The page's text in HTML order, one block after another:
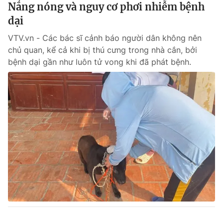
® Cấm sao chép dưới mọi hình thức nếu không có sự chấp
thuận bằng văn bản. Ghi rõ nguồn VTV.vn khi phát hành lại
thông tin từ website này.
Nắng nóng và nguy cơ phơi nhiễm bệnh
dại
VTV.vn - Các bác sĩ cảnh báo người dân không nên
chủ quan, kể cả khi bị thú cưng trong nhà cắn, bởi
bệnh dại gần như luôn tử vong khi đã phát bệnh.